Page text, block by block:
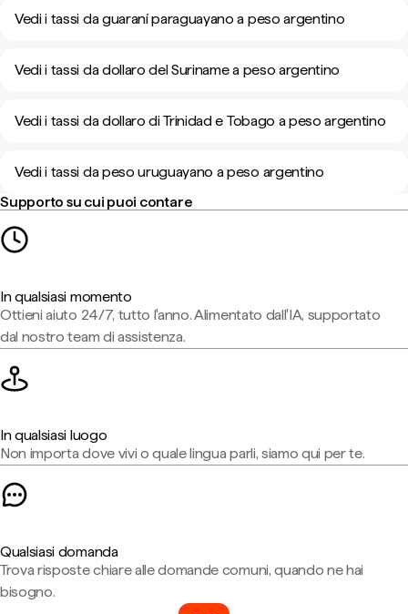
Vedi i tassi da guaraní paraguayano a peso argentino
Vedi i tassi da dollaro del Suriname a peso argentino
Vedi i tassi da dollaro di Trinidad e Tobago a peso argentino
Vedi i tassi da peso uruguayano a peso argentino
Supporto su cui puoi contare
In qualsiasi momento
Ottieni aiuto 24/7, tutto l'anno. Alimentato dall'IA, supportato
dal nostro team di assistenza.
In qualsiasi luogo
Non importa dove vivi o quale lingua parli, siamo qui per te.
Qualsiasi domanda
Trova risposte chiare alle domande comuni, quando ne hai
bisogno.